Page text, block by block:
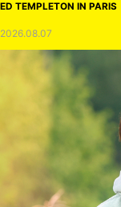
ED TEMPLETON IN PARIS
2026.08.07